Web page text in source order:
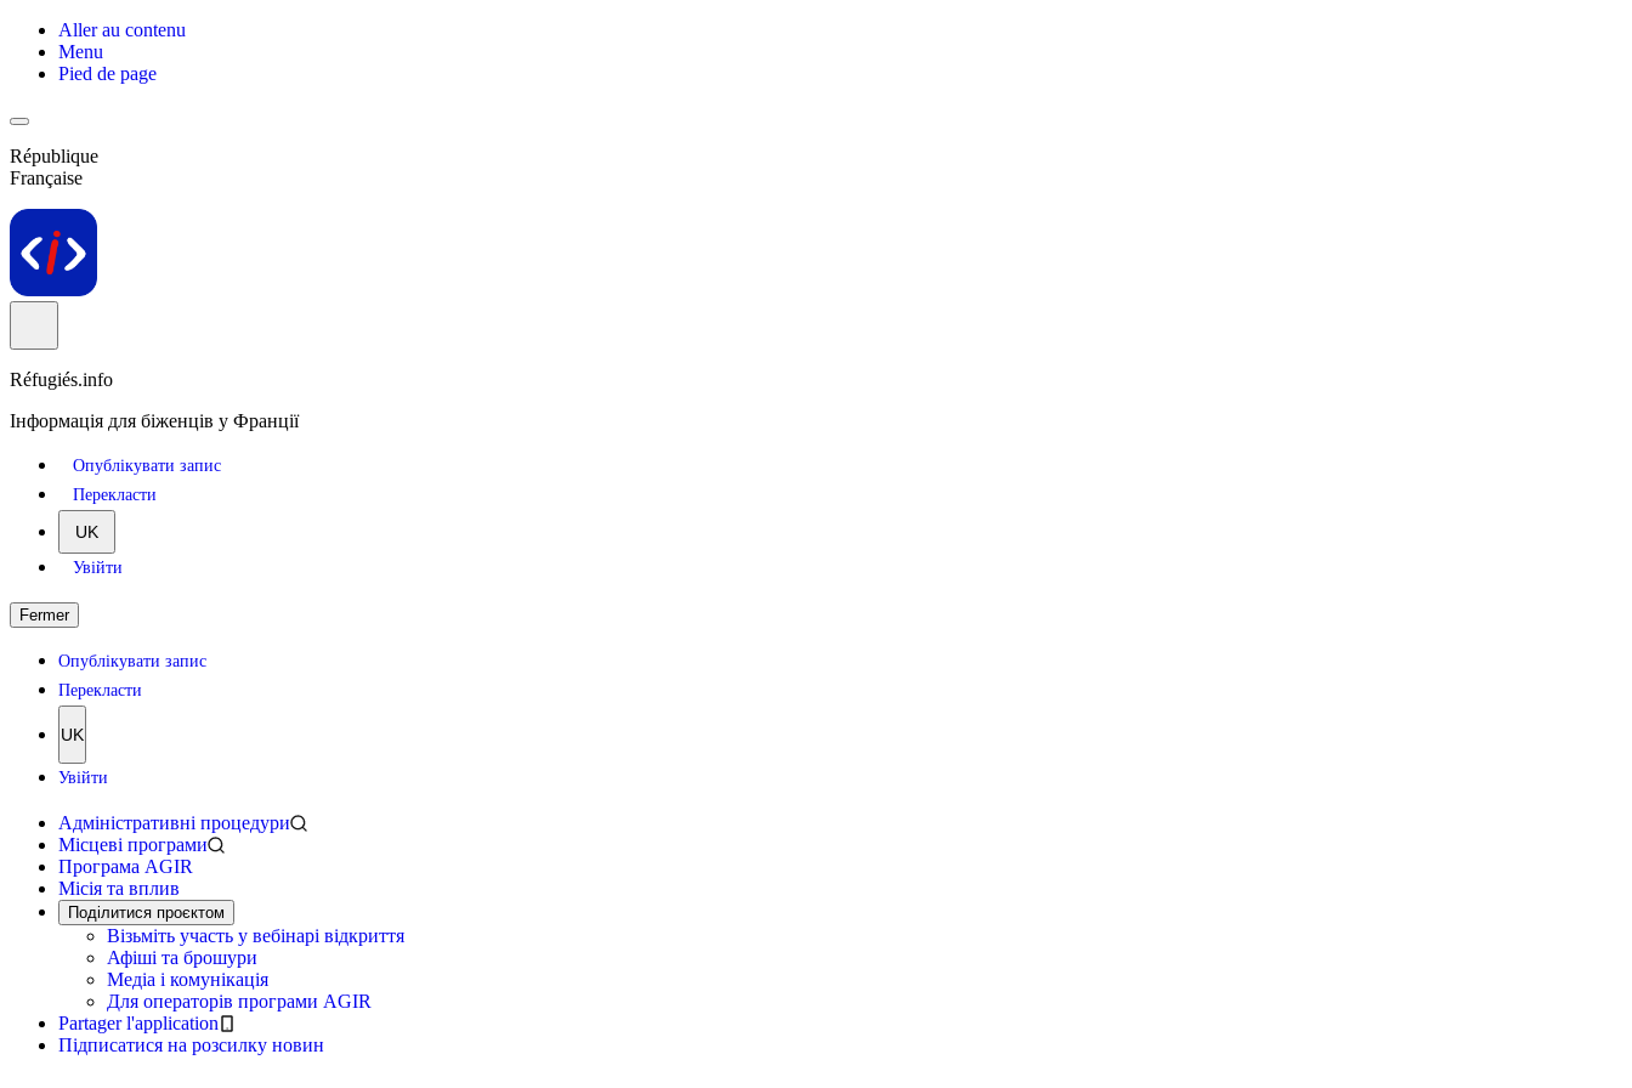
Aller au contenu
Menu
Pied de page
République
Française
Réfugiés.info
Інформація для біженців у Франції
Опублікувати запис
Перекласти
UK
Увійти
Fermer
Опублікувати запис
Перекласти
UK
Увійти
Адміністративні процедури
Місцеві програми
Програма AGIR
Місія та вплив
Поділитися проєктом
Візьміть участь у вебінарі відкриття
Афіші та брошури
Медіа і комунікація
Для операторів програми AGIR
Partager l'application
Підписатися на розсилку новин